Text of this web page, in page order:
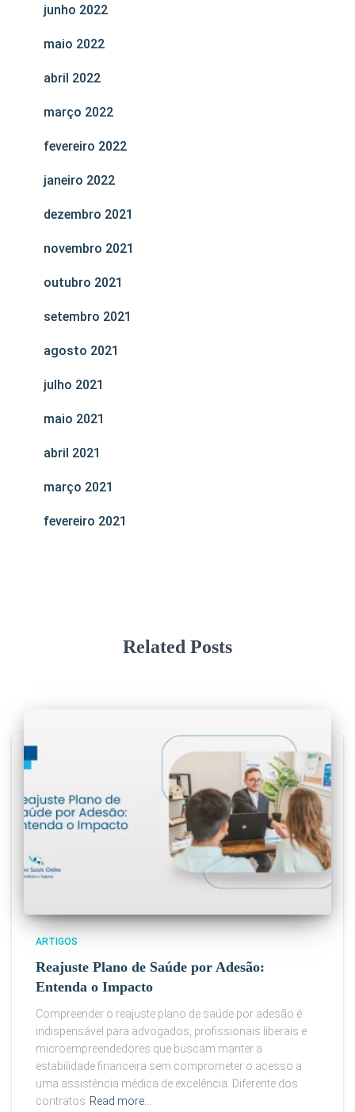
junho 2022
maio 2022
abril 2022
março 2022
fevereiro 2022
janeiro 2022
dezembro 2021
novembro 2021
outubro 2021
setembro 2021
agosto 2021
julho 2021
maio 2021
abril 2021
março 2021
fevereiro 2021
Related Posts
ARTIGOS
Reajuste Plano de Saúde por Adesão:
Entenda o Impacto
Compreender o reajuste plano de saúde por adesão é
indispensável para advogados, profissionais liberais e
microempreendedores que buscam manter a
estabilidade financeira sem comprometer o acesso a
uma assistência médica de excelência. Diferente dos
contratos Read more…